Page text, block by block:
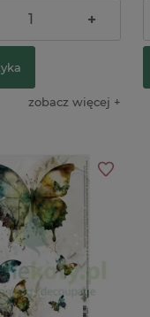
+
zobacz więcej